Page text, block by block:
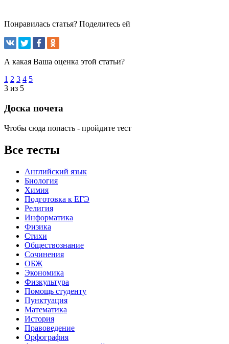
Понравилась статья? Поделитесь ей
А какая Ваша оценка этой статьи?
1 2 3 4 5
3 из 5
Доска почета
Чтобы сюда попасть - пройдите тест
Все тесты
Английский язык
Биология
Химия
Подготовка к ЕГЭ
Религия
Информатика
Физика
Стихи
Обществознание
Сочинения
ОБЖ
Экономика
Физкультура
Помощь студенту
Пунктуация
Математика
История
Правоведение
Орфография